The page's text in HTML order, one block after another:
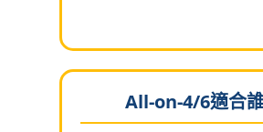
All-on-4/6適合